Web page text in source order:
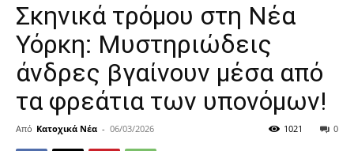
Σκηνικά τρόμου στη Νέα
Υόρκη: Μυστηριώδεις
άνδρες βγαίνουν μέσα από
τα φρεάτια των υπονόμων!
Από Κατοχικά Νέα - 06/03/2026 0
1021